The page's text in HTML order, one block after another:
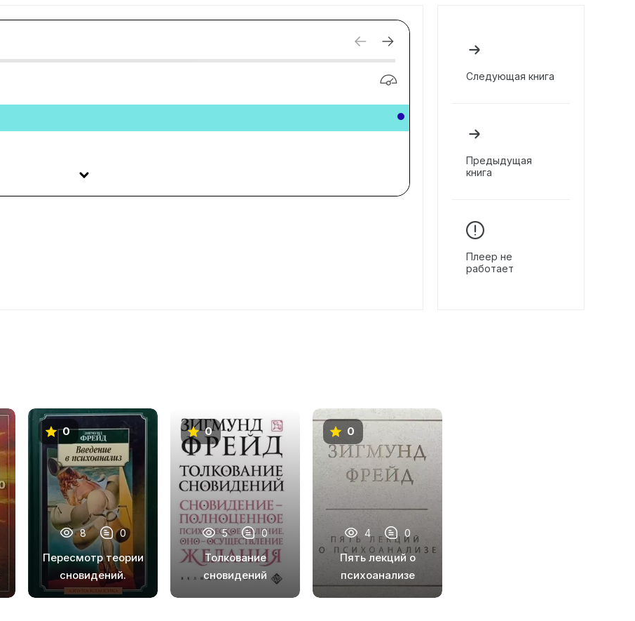
Следующая книга
Предыдущая
книга
Плеер не
работает
0
8 0
Пересмотр теории
сновидений.
Введение в
0
5 0
Толкование
сновидений
0
4 0
Пять лекций о
психоанализе